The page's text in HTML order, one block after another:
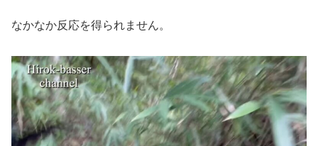
なかなか反応を得られません。